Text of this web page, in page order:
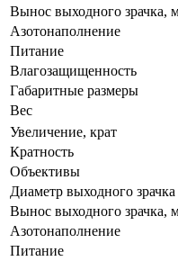
Вынос выходного зрачка,
Азотонаполнение
Питание
Влагозащищенность
Габаритные размеры
Вес
Увеличение, крат
Кратность
Объективы
Диаметр выходного зрачка
Вынос выходного зрачка,
Азотонаполнение
Питание